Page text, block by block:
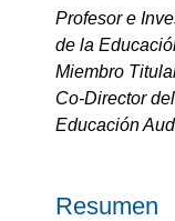
Profesor e
de la
Miembro
Co-Director
Educación
Resumen